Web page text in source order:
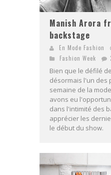
Manish Arora
backstage
En Mode Fashion
Fashion Week
Bien que le défilé
désormais l'un des
semaine de la
avons eu
dans l'intimité des
apprécier les
le début du show.